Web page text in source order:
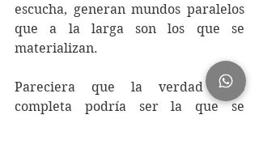
escucha, generan mundos paralelos
que a la larga son los que se
materializan.
Pareciera que la verdad más
completa podría ser la que se